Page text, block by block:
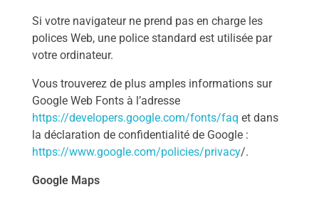
Si votre navigateur ne prend pas en charge les
polices Web, une police standard est utilisée par
votre ordinateur.
Vous trouverez de plus amples informations sur
Google Web Fonts à l’adresse
https://developers.google.com/fonts/faq et dans
la déclaration de confidentialité de Google :
https://www.google.com/policies/privacy/.
Google Maps